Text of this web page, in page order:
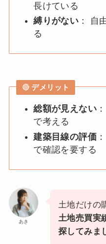
長けている
縛りがない ： 自
る
🔴デメリット
総額が見えない
で考える
建築目線の評価
で確認を要する
あき
土地だけの
土地売買実
探してみま